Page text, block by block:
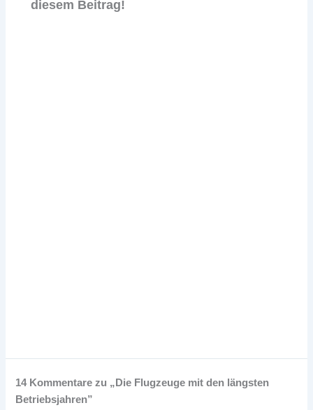
diesem Beitrag!
14 Kommentare zu „Die Flugzeuge mit den längsten
Betriebsjahren”